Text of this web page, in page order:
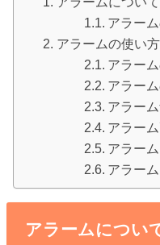
アラー
アラームの使い方
アラー
アラー
アラー
アラー
アラー
アラー
アラームについ